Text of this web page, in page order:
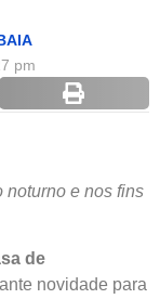
pm
noturno e nos fins
de
novidade para